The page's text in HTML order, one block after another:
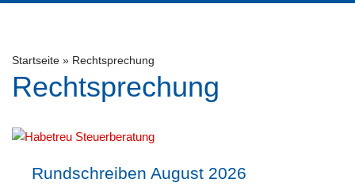
Startseite » Rechtsprechung
Rechtsprechung
Rundschreiben August 2026